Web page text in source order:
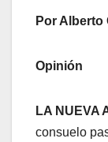
Por Alberto
Opinión
LA NUEVA
consuelo